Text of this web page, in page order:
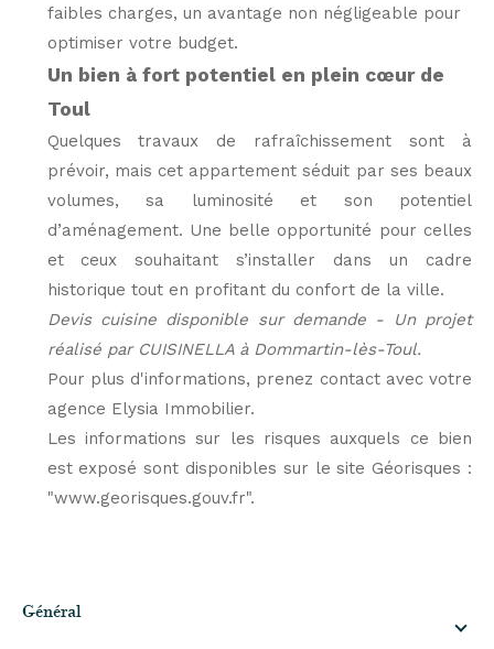
faibles charges, un avantage non négligeable pour
optimiser votre budget.
Un bien à fort potentiel en plein cœur de
Toul
Quelques travaux de rafraîchissement sont à
prévoir, mais cet appartement séduit par ses beaux
volumes, sa luminosité et son potentiel
d’aménagement. Une belle opportunité pour celles
et ceux souhaitant s’installer dans un cadre
historique tout en profitant du confort de la ville.
Devis cuisine disponible sur demande - Un projet
réalisé par CUISINELLA à Dommartin-lès-Toul.
Pour plus d'informations, prenez contact avec votre
agence Elysia Immobilier.
Les informations sur les risques auxquels ce bien
est exposé sont disponibles sur le site Géorisques :
"www.georisques.gouv.fr".
général